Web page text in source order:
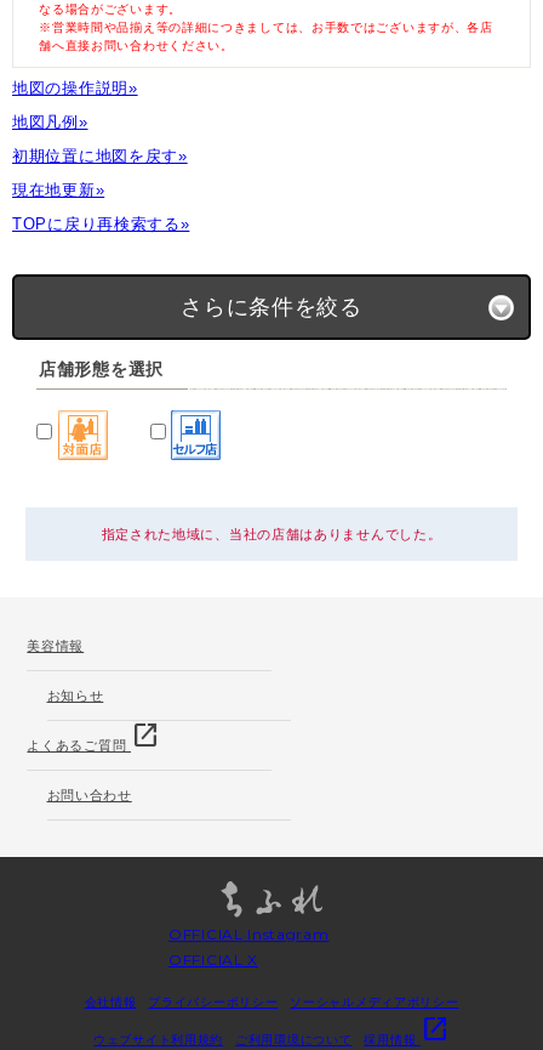
なる場合がございます。
※営業時間や品揃え等の詳細につきましては、お手数ではございますが、各店
舗へ直接お問い合わせください。
地図の操作説明»
地図凡例»
初期位置に地図を戻す»
現在地更新»
TOPに戻り再検索する»
さらに条件を絞る
店舗形態を選択
指定された地域に、当社の店舗はありませんでした。
美容情報
お知らせ
よくあるご質問 open_in_new
お問い合わせ
OFFICIAL Instagram
OFFICIAL X
会社情報 プライバシーポリシー ソーシャルメディアポリシー
ウェブサイト利用規約 ご利用環境について 採用情報 open_in_new